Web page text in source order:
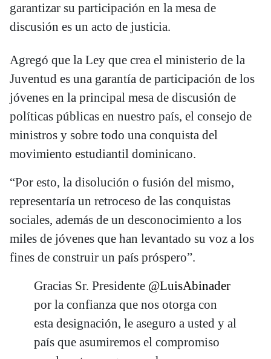
garantizar su participación en la mesa de
discusión es un acto de justicia.
Agregó que la Ley que crea el ministerio de la
Juventud es una garantía de participación de los
jóvenes en la principal mesa de discusión de
políticas públicas en nuestro país, el consejo de
ministros y sobre todo una conquista del
movimiento estudiantil dominicano.
“Por esto, la disolución o fusión del mismo,
representaría un retroceso de las conquistas
sociales, además de un desconocimiento a los
miles de jóvenes que han levantado su voz a los
fines de construir un país próspero”.
Gracias Sr. Presidente @LuisAbinader
por la confianza que nos otorga con
esta designación, le aseguro a usted y al
país que asumiremos el compromiso